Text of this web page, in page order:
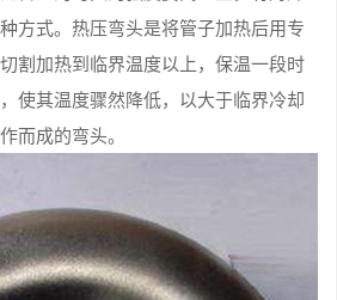
方式。热压弯头是将管子加热后用专
割加热到临界温度以上，保温一段时
使其温度骤然降低，以大于临界冷却
而成的弯头。